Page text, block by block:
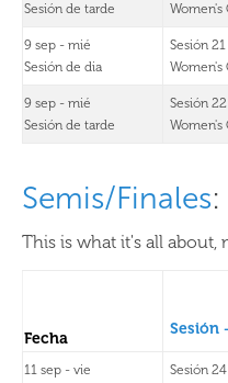
Sesión de tarde
Women's
9 sep - mié
Sesión de dia
Sesión
Women's
9 sep - mié
Sesión de tarde
Sesión
Women's
Semis/Finales:
This is what it's all about,
Fecha
Sesión
11 sep - vie
Sesión